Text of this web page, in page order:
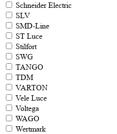
Schneider Electric
SLV
SMD-Line
ST Luce
Stilfort
SWG
TANGO
TDM
VARTON
Vele Luce
Voltega
WAGO
Wertmark